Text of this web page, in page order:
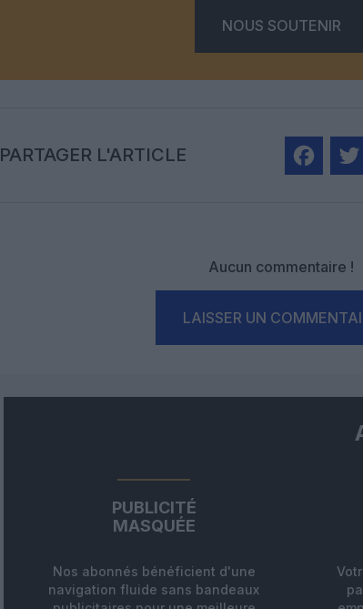
NOUS SOUTENIR
PARTAGER L'ARTICLE
Aucun commentaire !
LAISSER UN
PUBLICITÉ
MASQUÉE
Nos abonnés bénéficient d'une
navigation fluide sans bandeaux